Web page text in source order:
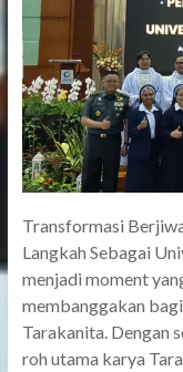
Transformasi
Langkah Sebagai
menjadi moment
membanggakan
Tarakanita. Dengan
roh utama karya